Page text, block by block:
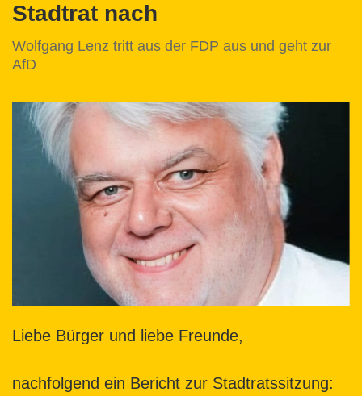
Stadtrat nach
Wolfgang Lenz tritt aus der FDP aus und geht zur
AfD
Liebe Bürger und liebe Freunde,
nachfolgend ein Bericht zur Stadtratssitzung: